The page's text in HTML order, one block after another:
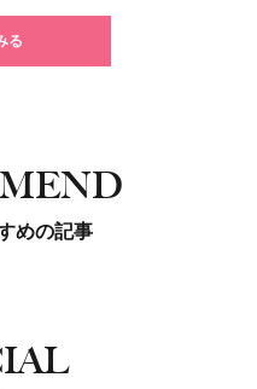
る
めの記事